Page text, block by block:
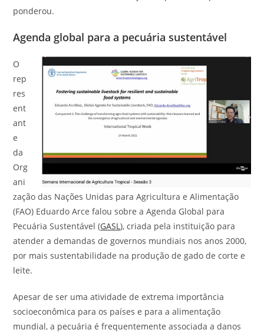
ponderou.
Agenda global para a pecuária sustentável
O
rep
res
ent
ant
e
da
Org
ani
zação das Nações Unidas para Agricultura e Alimentação
(FAO) Eduardo Arce falou sobre a Agenda Global para
Pecuária Sustentável (GASL), criada pela instituição para
atender a demandas de governos mundiais nos anos 2000,
por mais sustentabilidade na produção de gado de corte e
leite.
Apesar de ser uma atividade de extrema importância
socioeconômica para os países e para a alimentação
mundial, a pecuária é frequentemente associada a danos